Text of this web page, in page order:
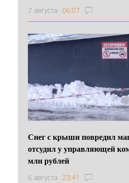
7 августа 06:07
Снег с крыши повредил
отсудил у управляющей
млн рублей
6 августа 23:41